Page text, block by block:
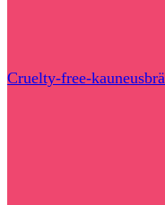
Cruelty-free-